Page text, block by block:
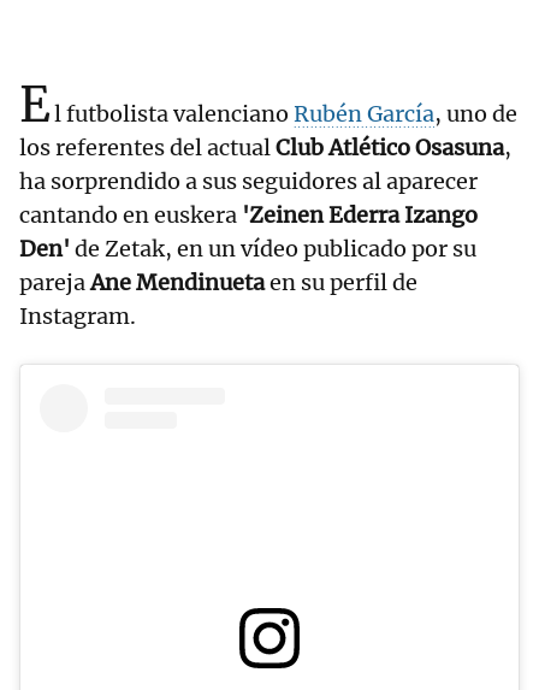
El futbolista valenciano Rubén García, uno de
los referentes del actualClub Atlético Osasuna,
ha sorprendido a sus seguidores al aparecer
cantando en euskera 'Zeinen Ederra Izango
Den' de Zetak, en un vídeo publicado por su
parejaAne Mendinuetaen su perfil de
Instagram.